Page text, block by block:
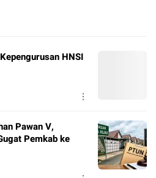
HNSI
Pawan V,
Pemkab ke